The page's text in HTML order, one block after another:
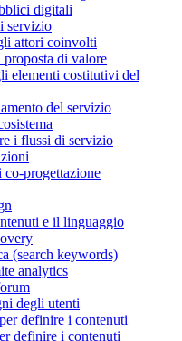
digitali
servizio
attori coinvolti
di valore
elementi costitutivi del
del servizio
i flussi di servizio
progettazione
e il linguaggio
(search keywords)
analytics
degli utenti
definire i contenuti
definire i contenuti